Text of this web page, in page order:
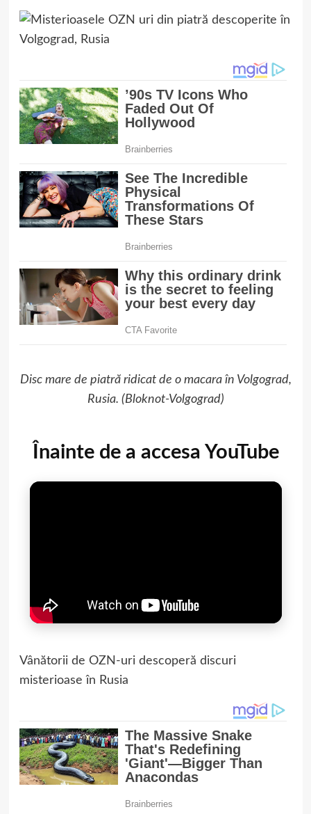
Disc mare de piatră ridicat de o macara în Volgograd,
Rusia. (Bloknot-Volgograd)
Înainte de a accesa YouTube
Vânătorii de OZN-uri descoperă discuri
misterioase în Rusia